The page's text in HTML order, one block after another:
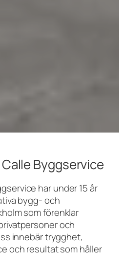
Byggservice
har under 15 år
bygg- och
som förenklar
och
innebär trygghet,
och resultat som håller